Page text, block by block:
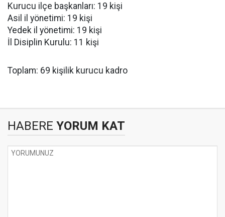
Kurucu ilçe başkanları: 19 kişi
Asil il yönetimi: 19 kişi
Yedek il yönetimi: 19 kişi
İl Disiplin Kurulu: 11 kişi
Toplam: 69 kişilik kurucu kadro
HABERE YORUM KAT